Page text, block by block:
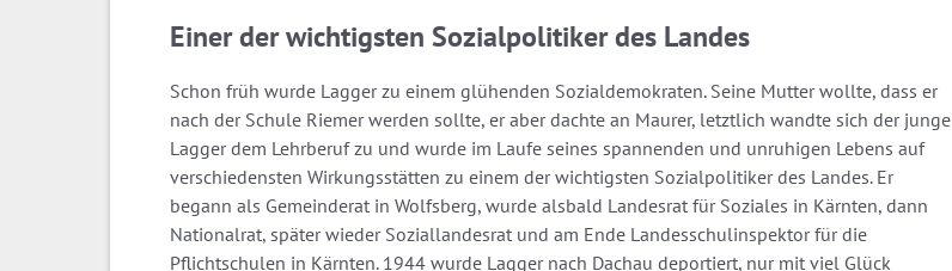
Einer der wichtigsten Sozialpolitiker des Landes
Schon früh wurde Lagger zu einem glühenden Sozialdemokraten. Seine Mutter wollte, dass er
nach der Schule Riemer werden sollte, er aber dachte an Maurer, letztlich wandte sich der junge
Lagger dem Lehrberuf zu und wurde im Laufe seines spannenden und unruhigen Lebens auf
verschiedensten Wirkungsstätten zu einem der wichtigsten Sozialpolitiker des Landes. Er
begann als Gemeinderat in Wolfsberg, wurde alsbald Landesrat für Soziales in Kärnten, dann
Nationalrat, später wieder Soziallandesrat und am Ende Landesschulinspektor für die
Pflichtschulen in Kärnten. 1944 wurde Lagger nach Dachau deportiert, nur mit viel Glück